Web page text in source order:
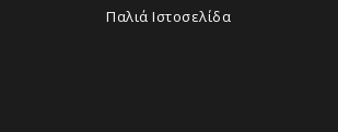
Παλιά Ιστοσελίδα